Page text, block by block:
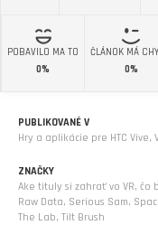
POBAVILO MA TO
0%
ČLÁNOK MÁ
0%
PUBLIKOVANÉ V
Hry a aplikácie pre HTC Vive,
ZNAČKY
Ake tituly si zahrať vo VR, čo
Raw Data, Serious Sam,
The Lab, Tilt Brush